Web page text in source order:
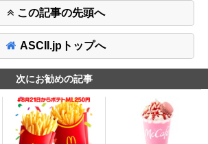
この記事の先頭へ
ASCII.jpトップへ
次にお勧めの記事